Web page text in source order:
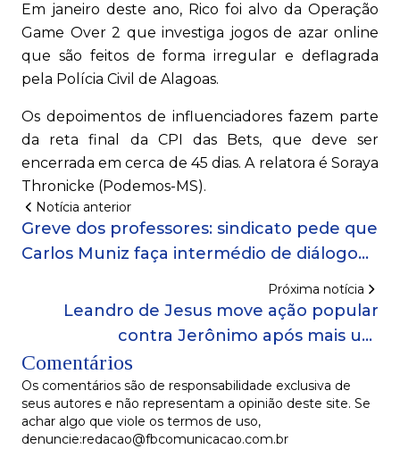
Em janeiro deste ano, Rico foi alvo da Operação
Game Over 2 que investiga jogos de azar online
que são feitos de forma irregular e deflagrada
pela Polícia Civil de Alagoas.
Os depoimentos de influenciadores fazem parte
da reta final da CPI das Bets, que deve ser
encerrada em cerca de 45 dias. A relatora é Soraya
Thronicke (Podemos-MS).
Notícia anterior
Greve dos professores: sindicato pede que
Carlos Muniz faça intermédio de diálogo
Próxima notícia
Leandro de Jesus move ação popular
contra Jerônimo após mais um
empréstimo bilionário aprovado na ALBA
Comentários
Os comentários são de responsabilidade exclusiva de
seus autores e não representam a opinião deste site. Se
achar algo que viole os termos de uso,
denuncie:redacao@fbcomunicacao.com.br